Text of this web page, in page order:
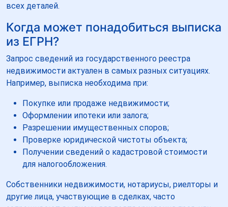
всех деталей.
Когда может понадобиться выписка
из ЕГРН?
Запрос сведений из государственного реестра
недвижимости актуален в самых разных ситуациях.
Например, выписка необходима при:
Покупке или продаже недвижимости;
Оформлении ипотеки или залога;
Разрешении имущественных споров;
Проверке юридической чистоты объекта;
Получении сведений о кадастровой стоимости
для налогообложения.
Собственники недвижимости, нотариусы, риелторы и
другие лица, участвующие в сделках, часто